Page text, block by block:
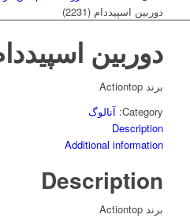
دوربین اسپیددام (2231)
دوربین اسپیددام
برند Actiontop
Category: آنالوگ
Description
Additional information
Description
برند Actiontop